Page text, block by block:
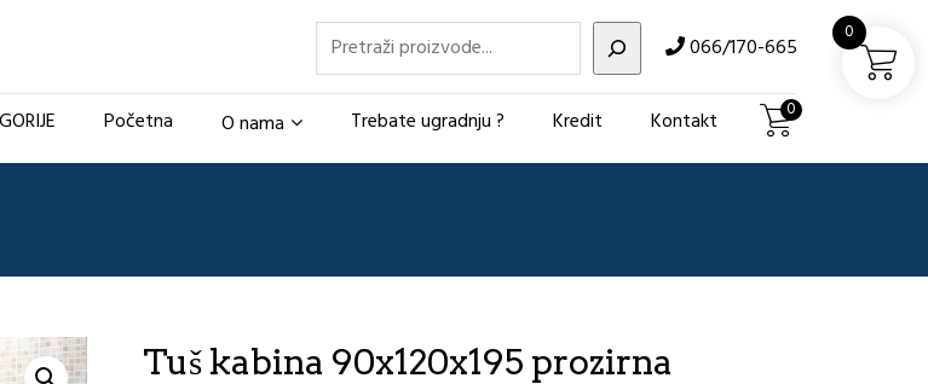
Pretraži 066/170-665
Početna O nama Trebate ugradnju ? Kredit Kontakt 0
Tuš kabina 90x120x195 prozirna
0